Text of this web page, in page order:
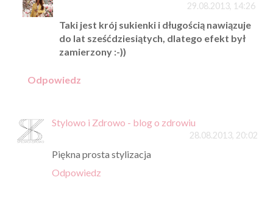
29.08.2013, 14:26
Taki jest krój sukienki i długością nawiązuje
do lat sześćdziesiątych, dlatego efekt był
zamierzony :-))
Odpowiedz
Stylowo i Zdrowo - blog o zdrowiu
28.08.2013, 20:02
Piękna prosta stylizacja
Odpowiedz